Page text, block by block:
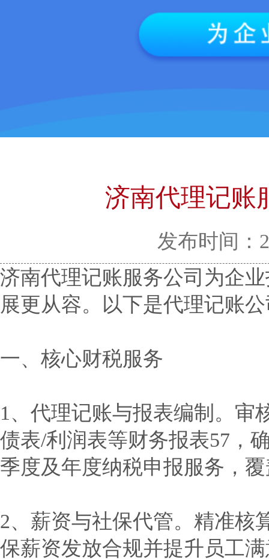
济南代理记账
发布时间：
济南代理记账服务公司为企
展更从容。以下是代理记账
一、核心财税服务
1、代理记账与报表编制。审
债表/利润表等财务报表57，
季度及年度纳税申报服务，
2、薪资与社保代管。精准核
保薪资发放合规并提升员工